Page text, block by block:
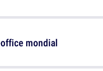
mondial